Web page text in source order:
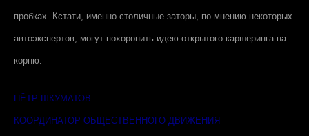
пробках. Кстати, именно столичные заторы, по мнению некоторых
автоэкспертов, могут похоронить идею открытого каршеринга на
корню.
ПЁТР ШКУМАТОВ
КООРДИНАТОР ОБЩЕСТВЕННОГО ДВИЖЕНИЯ